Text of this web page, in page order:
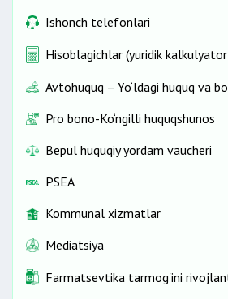
Ishonch telefonlari
Hisoblagichlar (yuridik
Avtohuquq – Yo‘ldagi huquq va
Pro bono-Ko‘ngilli huquqshunos
Bepul huquqiy yordam vaucheri
PSEA
Kommunal xizmatlar
Mediatsiya
Farmatsevtika tarmog'ini